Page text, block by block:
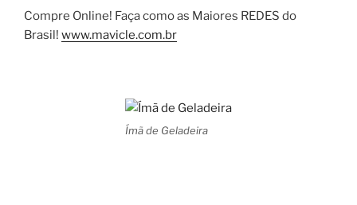
Compre Online! Faça como as Maiores REDES do
Brasil! www.mavicle.com.br
Ímã de Geladeira